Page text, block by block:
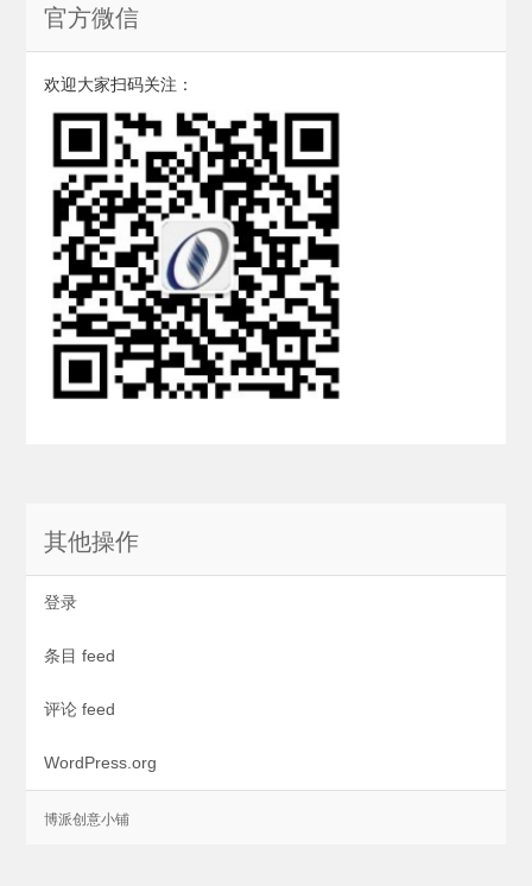
官方微信
欢迎大家扫码关注：
其他操作
登录
条目 feed
评论 feed
WordPress.org